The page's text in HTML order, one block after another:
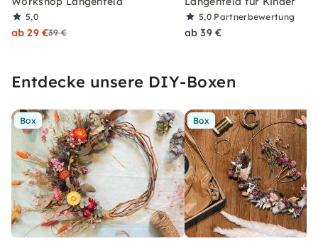
5,0
ab 29 €39 €
5,0 Partnerbewertung
ab 39 €
Entdecke unsere DIY-Boxen
Box Box